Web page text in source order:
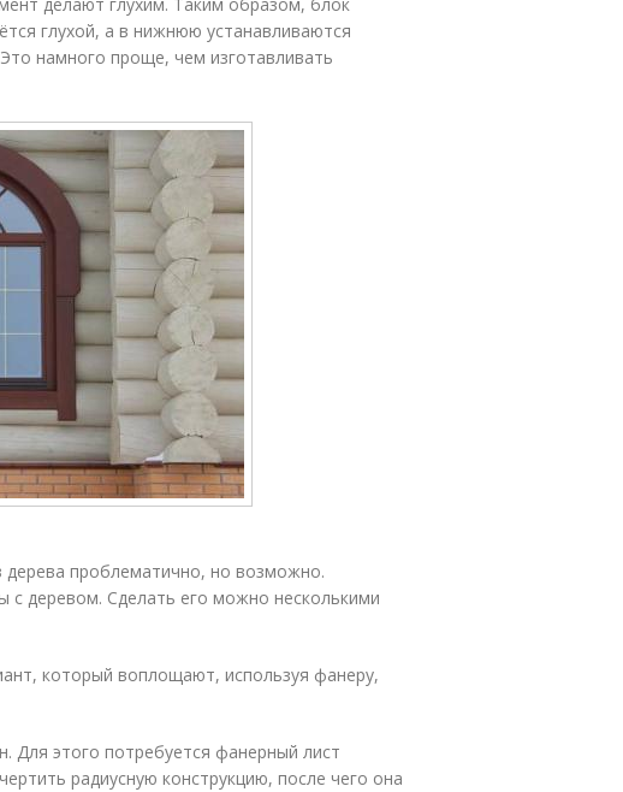
глухой, а в нижнюю устанавливаются
намного проще, чем изготавливать
дерева проблематично, но возможно.
деревом. Сделать его можно несколькими
который воплощают, используя фанеру,
Для этого потребуется фанерный лист
радиусную конструкцию, после чего она